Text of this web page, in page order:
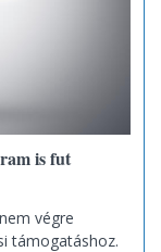
is fut
végre
támogatáshoz.